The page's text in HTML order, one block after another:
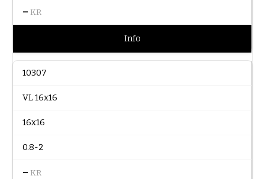
– KR
Info
10307
VL 16x16
16x16
0.8-2
– KR